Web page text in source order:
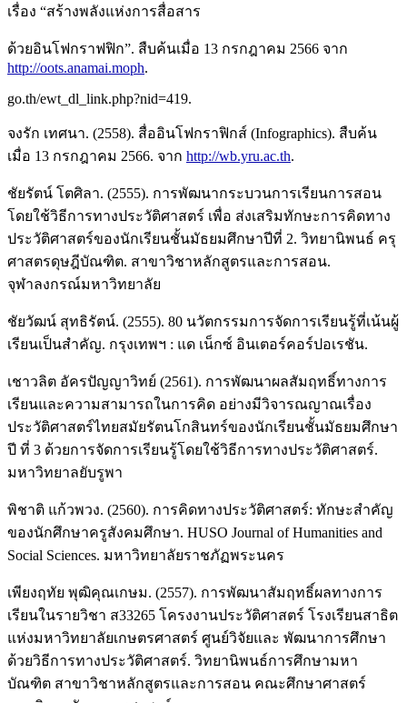
เรื่อง “สร้างพลังแห่งการสื่อสาร
ด้วยอินโฟกราฟฟิก”. สืบค้นเมื่อ 13 กรกฎาคม 2566 จาก
http://oots.anamai.moph.
go.th/ewt_dl_link.php?nid=419.
จงรัก เทศนา. (2558). สื่ออินโฟกราฟิกส์ (Infographics). สืบค้น
เมื่อ 13 กรกฎาคม 2566. จาก http://wb.yru.ac.th.
ชัยรัตน์ โตศิลา. (2555). การพัฒนากระบวนการเรียนการสอน
โดยใช้วิธีการทางประวัติศาสตร์ เพื่อ ส่งเสริมทักษะการคิดทาง
ประวัติศาสตร์ของนักเรียนชั้นมัธยมศึกษาปีที่ 2. วิทยานิพนธ์ ครุ
ศาสตรดุษฎีบัณฑิต. สาขาวิชาหลักสูตรและการสอน.
จุฬาลงกรณ์มหาวิทยาลัย
ชัยวัฒน์ สุทธิรัตน์. (2555). 80 นวัตกรรมการจัดการเรียนรู้ที่เน้นผู้
เรียนเป็นสำคัญ. กรุงเทพฯ : แด เน็กซ์ อินเตอร์คอร์ปอเรชัน.
เชาวลิต อัครปัญญาวิทย์ (2561). การพัฒนาผลสัมฤทธิ์ทางการ
เรียนและความสามารถในการคิด อย่างมีวิจารณญาณเรื่อง
ประวัติศาสตร์ไทยสมัยรัตนโกสินทร์ของนักเรียนชั้นมัธยมศึกษา
ปี ที่ 3 ด้วยการจัดการเรียนรู้โดยใช้วิธีการทางประวัติศาสตร์.
มหาวิทยาลยับรูพา
พิชาติ แก้วพวง. (2560). การคิดทางประวัติศาสตร์: ทักษะสำคัญ
ของนักศึกษาครูสังคมศึกษา. HUSO Journal of Humanities and
Social Sciences. มหาวิทยาลัยราชภัฏพระนคร
เพียงฤทัย พุฒิคุณเกษม. (2557). การพัฒนาสัมฤทธิ์ผลทางการ
เรียนในรายวิชา ส33265 โครงงานประวัติศาสตร์ โรงเรียนสาธิต
แห่งมหาวิทยาลัยเกษตรศาสตร์ ศูนย์วิจัยและ พัฒนาการศึกษา
ด้วยวิธีการทางประวัติศาสตร์. วิทยานิพนธ์การศึกษามหา
บัณฑิต สาขาวิชาหลักสูตรและการสอน คณะศึกษาศาสตร์